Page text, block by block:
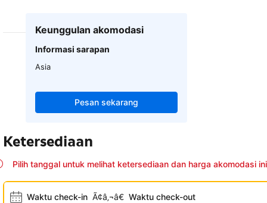
Keunggulan akomodasi
Informasi sarapan
Asia
Pesan sekarang
Ketersediaan
Pilih tanggal untuk melihat ketersediaan dan harga akomodasi ini
Waktu check-in Ã¢â‚¬â€ Waktu check-out